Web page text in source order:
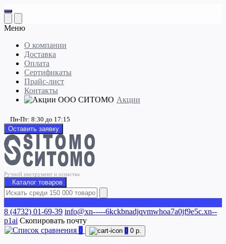
Меню
О компании
Доставка
Оплата
Сертификаты
Прайс-лист
Контакты
Акции
Пн-Пт: 8:30 до 17:15
Оставить заявку
Ручной инструмент и оснастка
Каталог товаров
8 (4732) 01-69-39 info@xn-----6kckbnadjqvmwhoa7a0jf9e5c.xn--
p1ai Скопировать почту
0
0 0 р.